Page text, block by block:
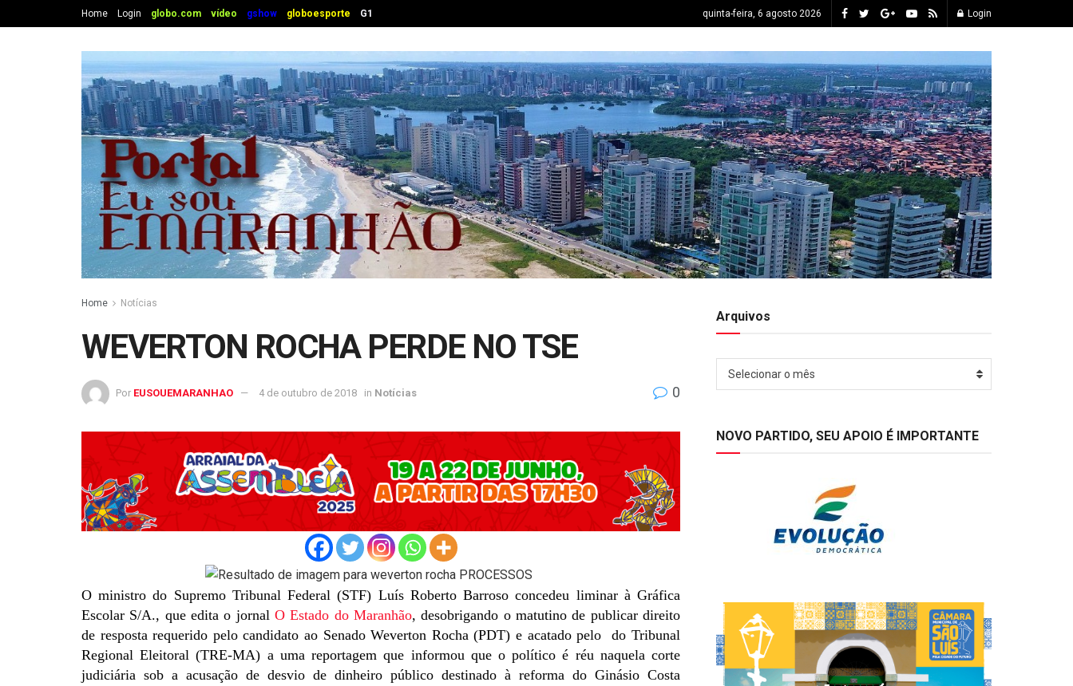
Home Login globo.com vídeo gshow globoesporte G1 quinta-feira, 6 agosto 2026 Login
Home Notícias
WEVERTON ROCHA PERDE NO TSE
Por EUSOUEMARANHAO 4 de outubro de 2018 in Notícias 0
O ministro do Supremo Tribunal Federal (STF) Luís Roberto Barroso concedeu liminar à Gráfica
Escolar S/A., que edita o jornal O Estado do Maranhão, desobrigando o matutino de publicar direito
de resposta requerido pelo candidato ao Senado Weverton Rocha (PDT) e acatado pelo do Tribunal
Regional Eleitoral (TRE-MA) a uma reportagem que informou que o político é réu naquela corte
judiciária sob a acusação de desvio de dinheiro público destinado à reforma do Ginásio Costa
Arquivos
Selecionar o mês
NOVO PARTIDO, SEU APOIO É IMPORTANTE